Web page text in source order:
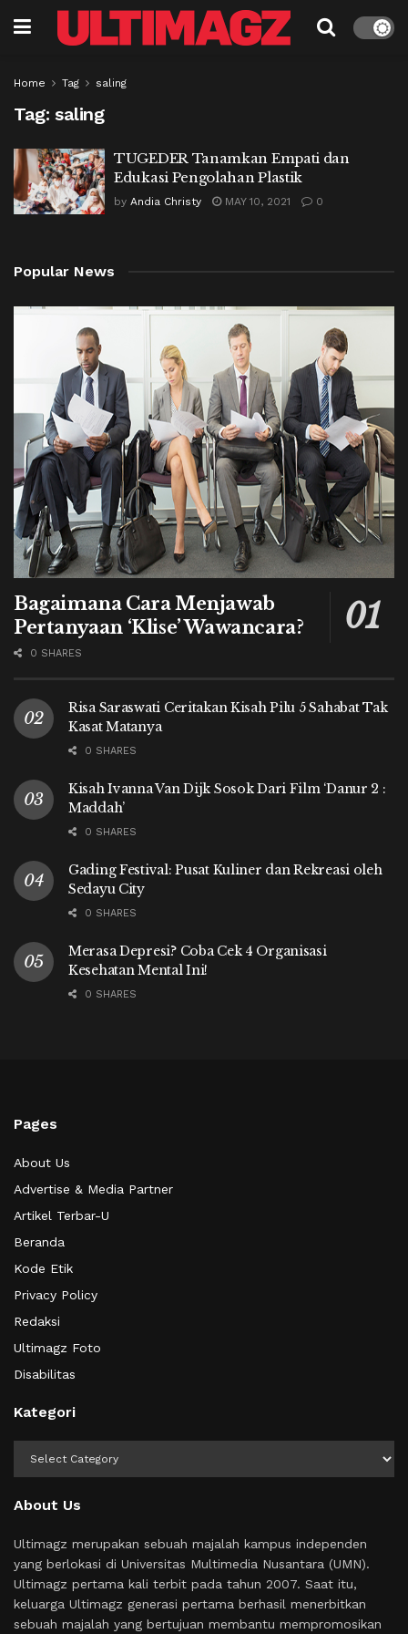
Home Tag saling
Tag: saling
TUGEDER Tanamkan Empati dan
Edukasi Pengolahan Plastik
by Andia Christy MAY 10, 2021 0
Popular News
Bagaimana Cara Menjawab
Pertanyaan ‘Klise’ Wawancara?
0 SHARES
Risa Saraswati Ceritakan Kisah Pilu 5 Sahabat Tak
Kasat Matanya
0 SHARES
Kisah Ivanna Van Dijk Sosok Dari Film ‘Danur 2 :
Maddah’
0 SHARES
Gading Festival: Pusat Kuliner dan Rekreasi oleh
Sedayu City
0 SHARES
Merasa Depresi? Coba Cek 4 Organisasi
Kesehatan Mental Ini!
0 SHARES
Pages
About Us
Advertise & Media Partner
Artikel Terbar-U
Beranda
Kode Etik
Privacy Policy
Redaksi
Ultimagz Foto
Disabilitas
Kategori
About Us
Ultimagz merupakan sebuah majalah kampus independen
yang berlokasi di Universitas Multimedia Nusantara (UMN).
Ultimagz pertama kali terbit pada tahun 2007. Saat itu,
keluarga Ultimagz generasi pertama berhasil menerbitkan
sebuah majalah yang bertujuan membantu mempromosikan